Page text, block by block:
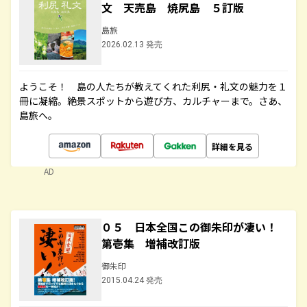
文 天売島 焼尻島 ５訂版
島旅
2026.02.13 発売
ようこそ！ 島の人たちが教えてくれた利尻・礼文の魅力を１
冊に凝縮。絶景スポットから遊び方、カルチャーまで。さあ、
島旅へ。
詳細を見る
AD
０５ 日本全国この御朱印が凄い！
第壱集 増補改訂版
御朱印
2015.04.24 発売